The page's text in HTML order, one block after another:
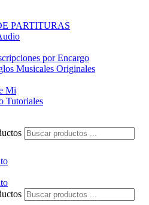
PARTITURAS
por Encargo
Musicales Originales
Mi
Tutoriales